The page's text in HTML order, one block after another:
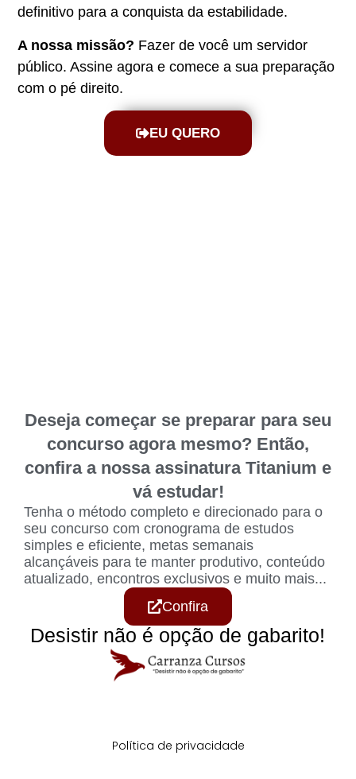
definitivo para a conquista da estabilidade.
A nossa missão? Fazer de você um servidor
público. Assine agora e comece a sua preparação
com o pé direito.
EU QUERO
Deseja começar se preparar para seu
concurso agora mesmo? Então,
confira a nossa assinatura Titanium e
vá estudar!
Tenha o método completo e direcionado para o
seu concurso com cronograma de estudos
simples e eficiente, metas semanais
alcançáveis para te manter produtivo, conteúdo
atualizado, encontros exclusivos e muito mais...
Confira
Desistir não é opção de gabarito!
Política de privacidade